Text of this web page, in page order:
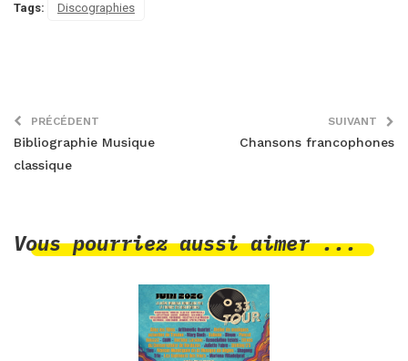
Tags: Discographies
PRÉCÉDENT
Bibliographie Musique
classique
SUIVANT
Chansons francophones
Vous pourriez aussi aimer ...